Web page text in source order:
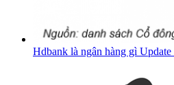
Hdbank là ngân hàng gì Update